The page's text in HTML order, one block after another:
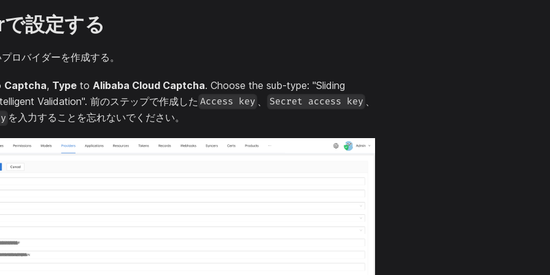
設定する
ロバイダーを作成する。
Captcha, Type to Alibaba Cloud Captcha. Choose the sub-type: "Sliding
Validation". 前のステップで作成した Access key Secret access key
を入力することを忘れないでください。